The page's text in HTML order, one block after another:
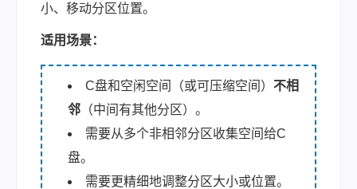
小、移动分区位置。
适用场景：
C盘和空闲空间（或可压缩空间） 不相
邻 （中间有其他分区）。
需要从多个非相邻分区收集空间给C
盘。
需要更精细地调整分区大小或位置。